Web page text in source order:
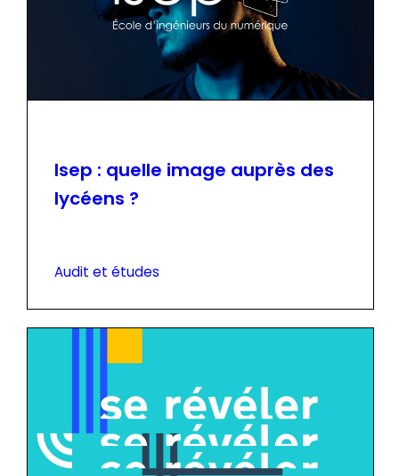
Isep : quelle image auprès des
lycéens ?
Audit et études